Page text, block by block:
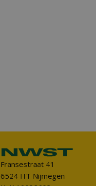
Fransestraat 41
6524 HT Nijmegen